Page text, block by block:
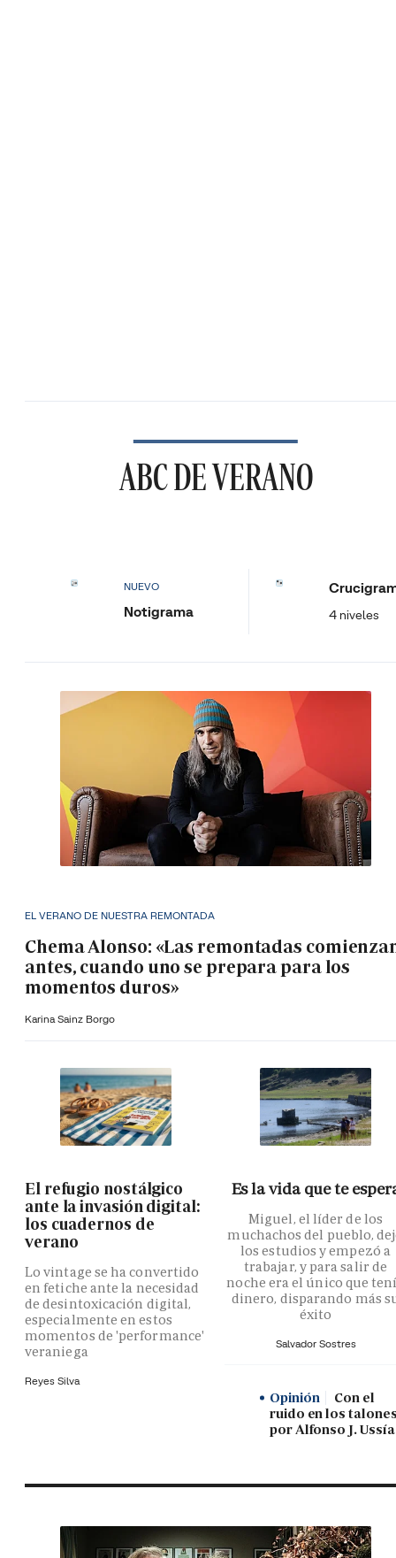
ABC DE VERANO
NUEVO
Notigrama 4 niveles
EL VERANO DE NUESTRA REMONTADA
Chema Alonso: «Las remontadas
antes, cuando uno se prepara para los
momentos duros»
Karina Sainz Borgo
El refugio nostálgico
ante la invasión digital:
los cuadernos de
verano
Lo vintage se ha convertido
en fetiche ante la necesidad
de desintoxicación digital,
especialmente en estos
momentos de 'performance'
veraniega
Reyes Silva
Es la vida que te
Miguel, el líder de los
muchachos del pueblo,
los estudios y empezó a
trabajar, y para salir de
noche era el único que
dinero, disparando más
éxito
Salvador Sostres
Opinión
Con el
ruido en los
por Alfonso J. Ussía